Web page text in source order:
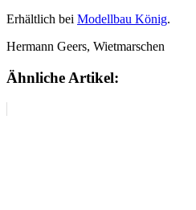
Erhältlich bei Modellbau König.
Hermann Geers, Wietmarschen
Ähnliche Artikel: